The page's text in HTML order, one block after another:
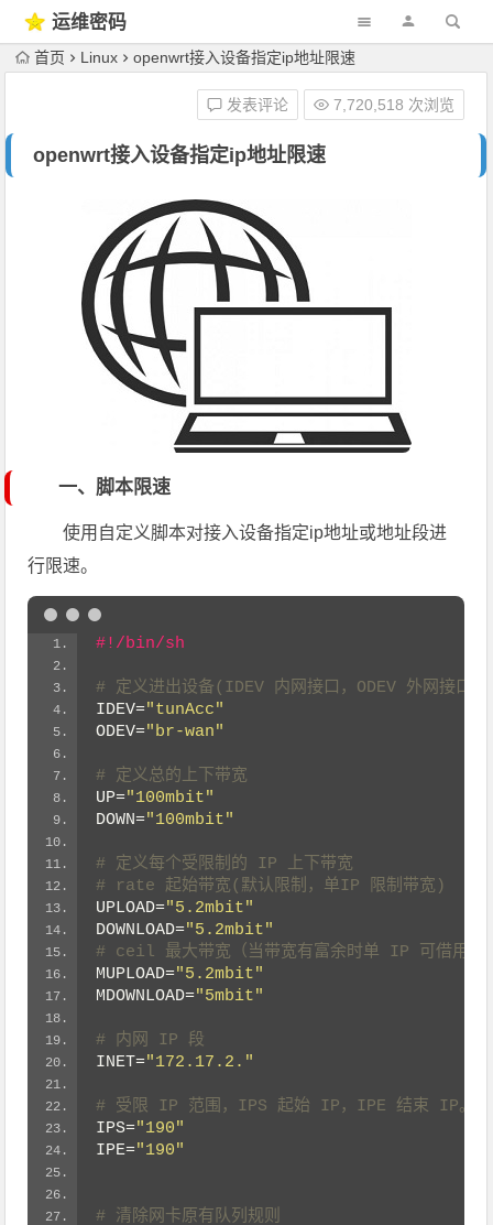
运维密码
首页 Linux openwrt接入设备指定ip地址限速
openwrt接入设备指定ip地址限速
发表评论 7,720,518 次浏览
一、脚本限速
使用自定义脚本对接入设备指定ip地址或地址段进
行限速。
#!/bin/sh
# 定义进出设备(IDEV 内网接口，ODEV 外网接口)
IDEV="tunAcc"
ODEV="br-wan"
# 定义总的上下带宽
UP="100mbit"
DOWN="100mbit"
# 定义每个受限制的 IP 上下带宽
# rate 起始带宽(默认限制，单IP 限制带宽)
UPLOAD="5.2mbit"
DOWNLOAD="5.2mbit"
# ceil 最大带宽（当带宽有富余时单 IP 可借用的
MUPLOAD="5.2mbit"
MDOWNLOAD="5mbit"
# 内网 IP 段
INET="172.17.2."
# 受限 IP 范围，IPS 起始 IP，IPE 结束 IP。
IPS="190"
IPE="190"
# 清除网卡原有队列规则